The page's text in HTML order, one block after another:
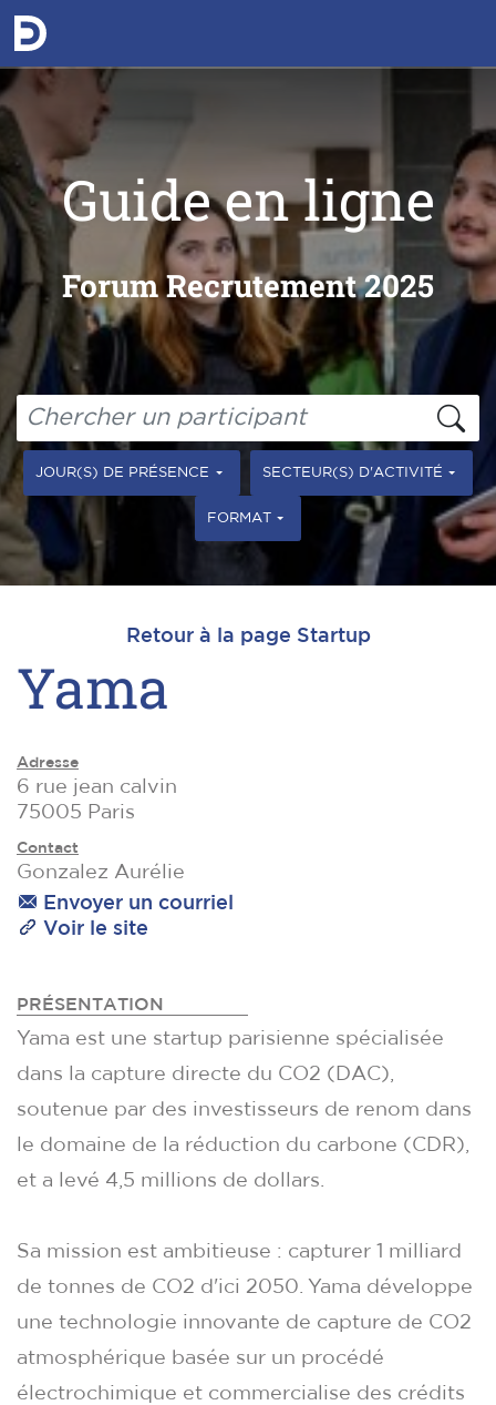
Guide en ligne
Forum Recrutement 2025
JOUR(S) DE PRÉSENCE SECTEUR(S) D'ACTIVITÉ
FORMAT
Retour à la page Startup
Yama
Adresse
6 rue jean calvin
75005 Paris
Contact
Gonzalez Aurélie
Envoyer un courriel
Voir le site
PRÉSENTATION
Yama est une startup parisienne spécialisée
dans la capture directe du CO2 (DAC),
soutenue par des investisseurs de renom dans
le domaine de la réduction du carbone (CDR),
et a levé 4,5 millions de dollars.
Sa mission est ambitieuse : capturer 1 milliard
de tonnes de CO2 d'ici 2050. Yama développe
une technologie innovante de capture de CO2
atmosphérique basée sur un procédé
électrochimique et commercialise des crédits